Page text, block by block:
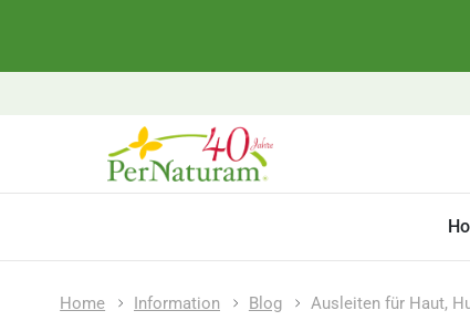
Home Information Blog Ausleiten für Haut,